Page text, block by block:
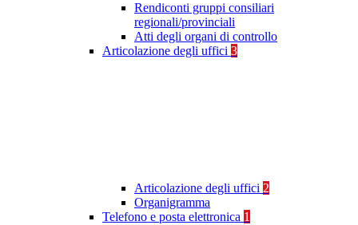
Rendiconti gruppi consiliari
regionali/provinciali
Atti degli organi di controllo
Articolazione degli uffici 3
Articolazione degli uffici 2
Organigramma
Telefono e posta elettronica 1